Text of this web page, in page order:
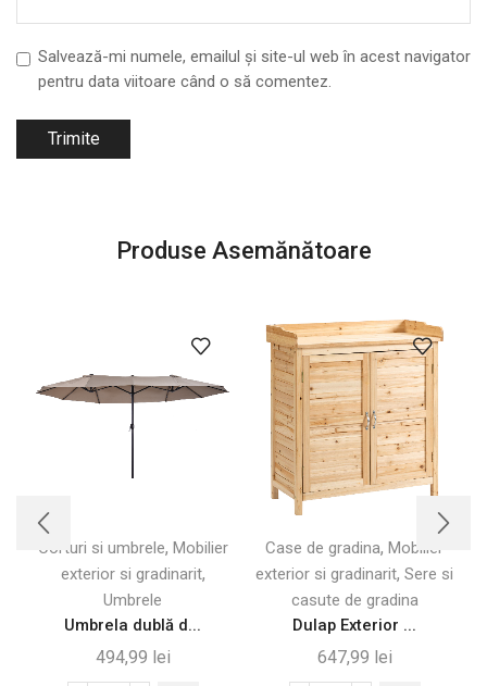
Salvează-mi numele, emailul și site-ul web în acest navigator
pentru data viitoare când o să comentez.
Produse Asemănătoare
Corturi si umbrele, Mobilier
exterior si gradinarit,
Umbrele
Umbrela dublă d...
494,99 lei
Case de gradina, Mobilier
exterior si gradinarit, Sere si
casute de gradina
Dulap Exterior ...
647,99 lei